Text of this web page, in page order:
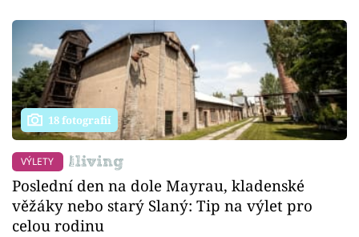
18 fotografií
VÝLETY
Poslední den na dole Mayrau, kladenské
věžáky nebo starý Slaný: Tip na výlet pro
celou rodinu